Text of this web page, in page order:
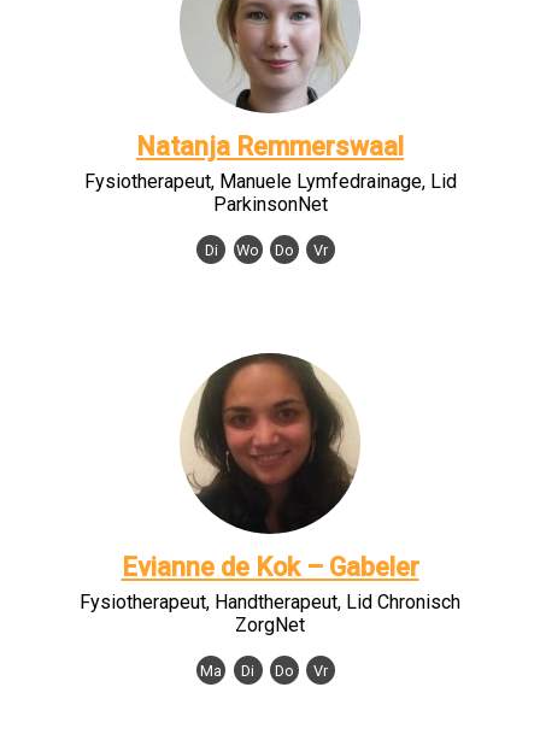
Natanja Remmerswaal
Fysiotherapeut, Manuele Lymfedrainage, Lid
ParkinsonNet
Di Wo Do Vr
Evianne de Kok – Gabeler
Fysiotherapeut, Handtherapeut, Lid Chronisch
ZorgNet
Ma Di Do Vr